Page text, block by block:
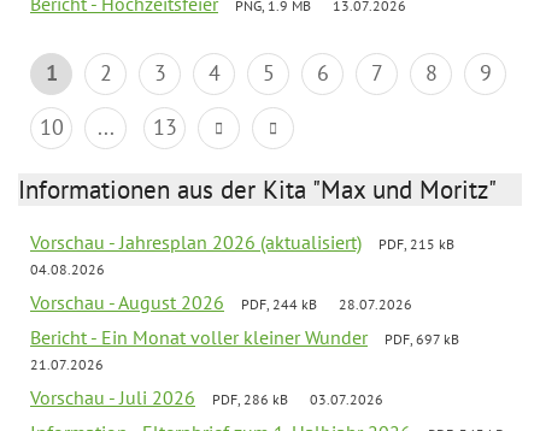
PNG, 1.9 MB 13.07.2026
1 2 3 4 5 6 7 8
9
10
... 13
Informationen aus der Kita "Max und Moritz"
Vorschau - Jahresplan 2026 (aktualisiert)
PDF, 215 kB
04.08.2026
Vorschau - August 2026 PDF, 244 kB 28.07.2026
Bericht - Ein Monat voller kleiner Wunder
PDF, 697 kB
21.07.2026
Vorschau - Juli 2026 PDF, 286 kB 03.07.2026